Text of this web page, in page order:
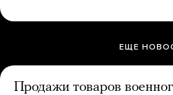
ЕЩЕ
Продажи товаров